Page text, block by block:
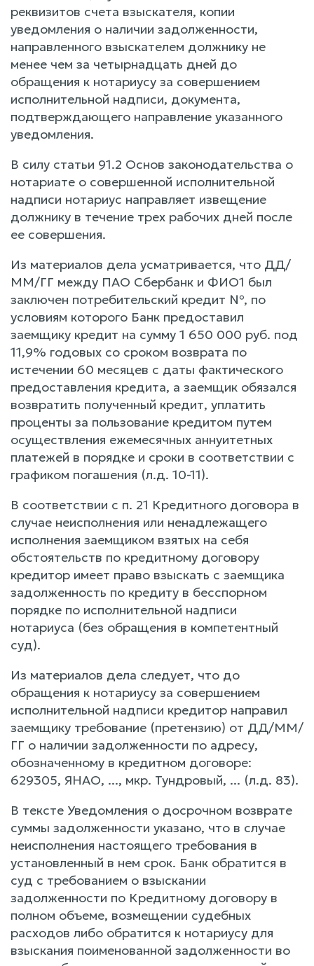
реквизитов счета взыскателя, копии
уведомления о наличии задолженности,
направленного взыскателем должнику не
менее чем за четырнадцать дней до
обращения к нотариусу за совершением
исполнительной надписи, документа,
подтверждающего направление указанного
уведомления.
В силу статьи 91.2 Основ законодательства о
нотариате о совершенной исполнительной
надписи нотариус направляет извещение
должнику в течение трех рабочих дней после
ее совершения.
Из материалов дела усматривается, что ДД/
ММ/ГГ между ПАО Сбербанк и ФИО1 был
заключен потребительский кредит №, по
условиям которого Банк предоставил
заемщику кредит на сумму 1 650 000 руб. под
11,9% годовых со сроком возврата по
истечении 60 месяцев с даты фактического
предоставления кредита, а заемщик обязался
возвратить полученный кредит, уплатить
проценты за пользование кредитом путем
осуществления ежемесячных аннуитетных
платежей в порядке и сроки в соответствии с
графиком погашения (л.д. 10-11).
В соответствии с п. 21 Кредитного договора в
случае неисполнения или ненадлежащего
исполнения заемщиком взятых на себя
обстоятельств по кредитному договору
кредитор имеет право взыскать с заемщика
задолженность по кредиту в бесспорном
порядке по исполнительной надписи
нотариуса (без обращения в компетентный
суд).
Из материалов дела следует, что до
обращения к нотариусу за совершением
исполнительной надписи кредитор направил
заемщику требование (претензию) от ДД/ММ/
ГГ о наличии задолженности по адресу,
обозначенному в кредитном договоре:
629305, ЯНАО, ..., мкр. Тундровый, ... (л.д. 83).
В тексте Уведомления о досрочном возврате
суммы задолженности указано, что в случае
неисполнения настоящего требования в
установленный в нем срок. Банк обратится в
суд с требованием о взыскании
задолженности по Кредитному договору в
полном объеме, возмещении судебных
расходов либо обратится к нотариусу для
взыскания поименованной задолженности во